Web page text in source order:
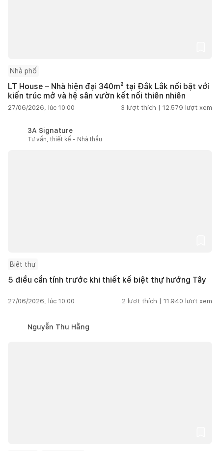
Nhà phố
LT House – Nhà hiện đại 340m² tại Đắk Lắk nổi bật với
kiến trúc mở và hệ sân vườn kết nối thiên nhiên
27/06/2026, lúc 10:00 3 lượt thích | 12.579 lượt xem
3A Signature
Tư vấn, thiết kế - Nhà thầu
Biệt thự
5 điều cần tính trước khi thiết kế biệt thự hướng Tây
27/06/2026, lúc 10:00 2 lượt thích | 11.940 lượt xem
Nguyễn Thu Hằng